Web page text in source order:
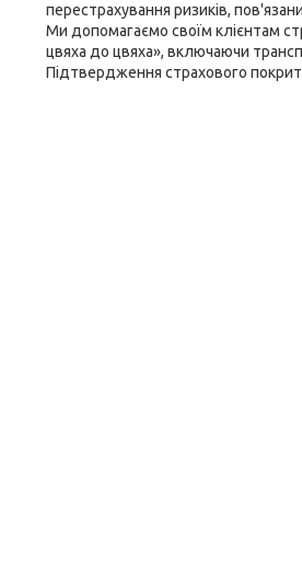
перестрахування ризиків,
Ми допомагаємо своїм клієнтам
цвяха до цвяха», включаючи
Підтвердження страхового